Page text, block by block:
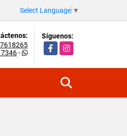
Select Language ▼
-
Síguenos:
FacebookInstagram